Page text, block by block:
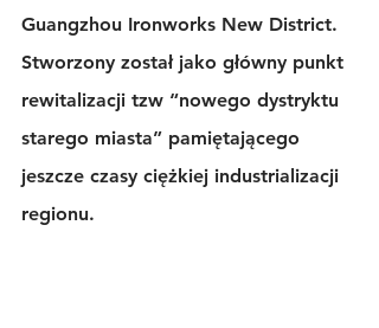
Guangzhou Ironworks New District.
Stworzony został jako główny punkt
rewitalizacji tzw “nowego dystryktu
starego miasta” pamiętającego
jeszcze czasy ciężkiej industrializacji
regionu.